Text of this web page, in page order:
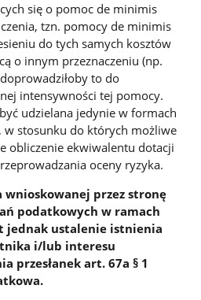
się o pomoc de minimis
tzn. pomocy de minimis
do tych samych kosztów
o innym przeznaczeniu (np.
to do
intensywności tej pomocy.
udzielana jedynie w formach
w stosunku do których możliwe
obliczenie ekwiwalentu dotacji
oceny ryzyka.
wnioskowanej przez stronę
podatkowych w ramach
jednak ustalenie istnienia
i/lub interesu
przesłanek art. 67a § 1